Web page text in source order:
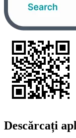
Descărcați